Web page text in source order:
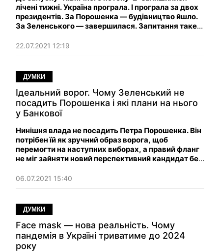
лічені тижні. Україна програла. І програла за двох
президентів. За Порошенка — будівництво йшло.
За Зеленського — завершилася. Запитання таке:
22.07.2021 12:19
ДУМКИ
Ідеальний ворог. Чому Зеленський не
посадить Порошенка і які плани на нього
у Банкової
Нинішня влада не посадить Петра Порошенка. Він
потрібен їй як зручний образ ворога, щоб
перемогти на наступних виборах, а правий фланг
не міг зайняти новий перспективний кандидат без
06.07.2021 15:40
ДУМКИ
Face mask — нова реальність. Чому
пандемія в Україні триватиме до 2024
року